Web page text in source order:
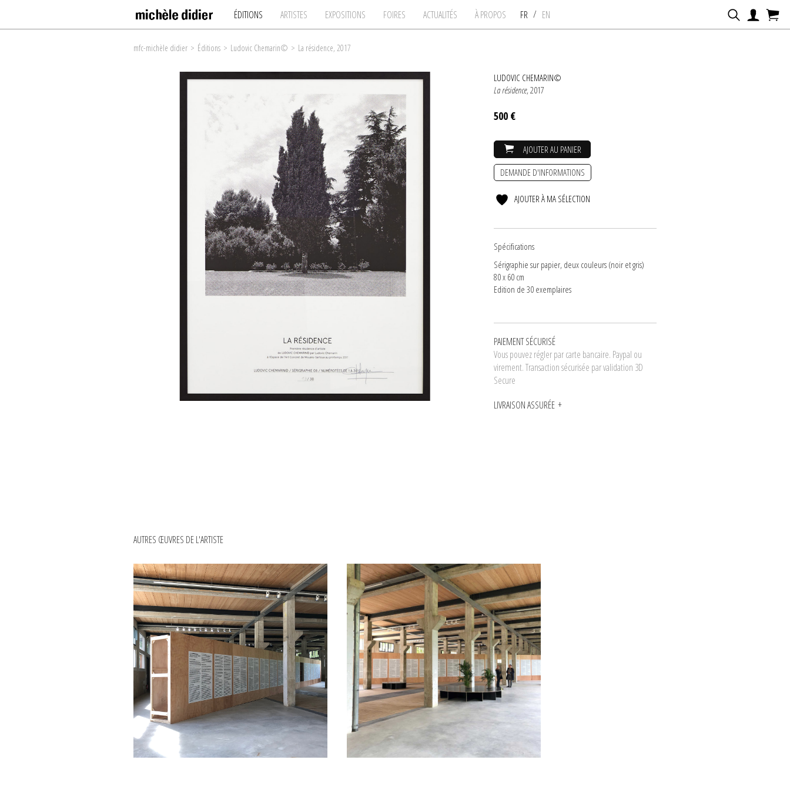
ÉDITIONS ARTISTES EXPOSITIONS FOIRES ACTUALITÉS À PROPOS FR / EN
mfc-michèle didier > Éditions > Ludovic Chemarin© > La résidence, 2017
LUDOVIC CHEMARIN©
La résidence, 2017
500 €
AJOUTER AU PANIER
DEMANDE D'INFORMATIONS
AJOUTER À MA SÉLECTION
Spécifications
Sérigraphie sur papier, deux couleurs (noir et gris)
80 x 60 cm
Edition de 30 exemplaires
PAIEMENT SÉCURISÉ
Vous pouvez régler par carte bancaire. Paypal ou
virement. Transaction sécurisée par validation 3D
Secure
LIVRAISON ASSURÉE
AUTRES ŒUVRES DE L'ARTISTE